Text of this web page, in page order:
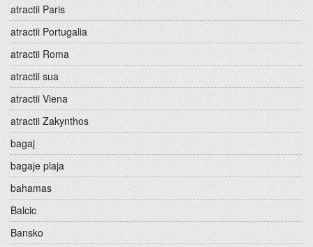
atractii Paris
atractii Portugalia
atractii Roma
atractii sua
atractii Viena
atractii Zakynthos
bagaj
bagaje plaja
bahamas
Balcic
Bansko